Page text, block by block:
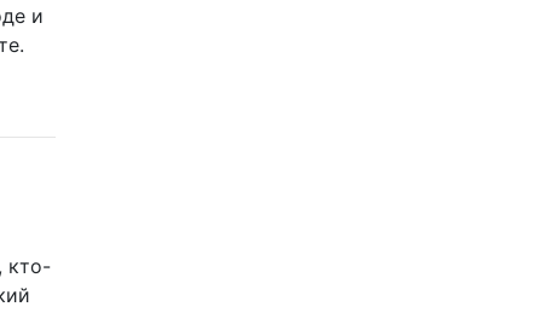
и
кто-